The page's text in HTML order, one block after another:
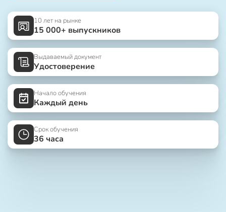
10 лет на рынке
15 000+ выпускников
Выдаваемый документ
Удостоверение
Начало обучения
Каждый день
Срок обучения
36 часа